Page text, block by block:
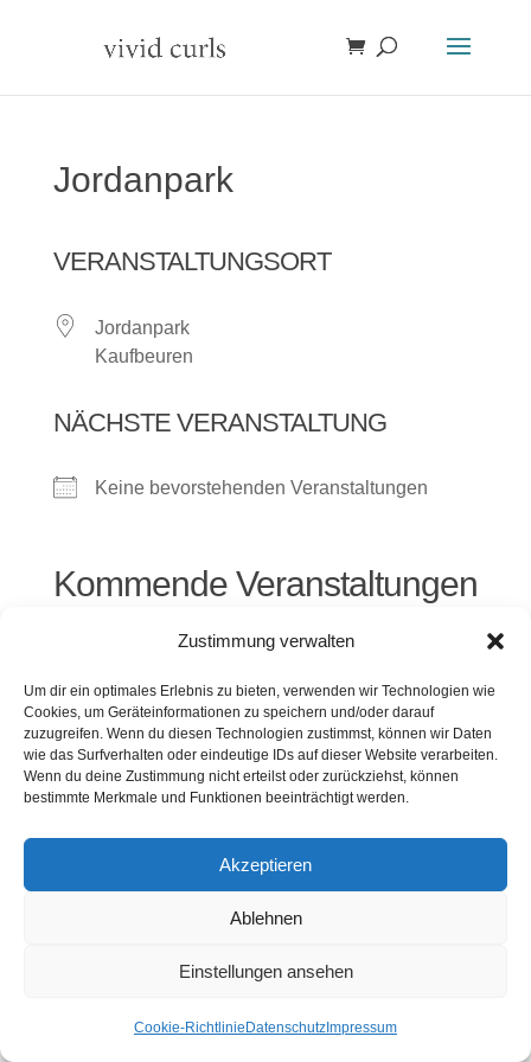
Zustimmung verwalten
Um dir ein optimales Erlebnis zu bieten, verwenden wir Technologien wie
Cookies, um Geräteinformationen zu speichern und/oder darauf
zuzugreifen. Wenn du diesen Technologien zustimmst, können wir Daten
wie das Surfverhalten oder eindeutige IDs auf dieser Website verarbeiten.
Wenn du deine Zustimmung nicht erteilst oder zurückziehst, können
bestimmte Merkmale und Funktionen beeinträchtigt werden.
Akzeptieren
Ablehnen
Einstellungen ansehen
Cookie-Richtlinie Datenschutz Impressum
Jordanpark
VERANSTALTUNGSORT
Jordanpark
Kaufbeuren
NÄCHSTE VERANSTALTUNG
Keine bevorstehenden Veranstaltungen
Kommende Veranstaltungen
Kontakt Presse Impressum
Haftung
Datenschutz
Cookie-Richtlinie (EU)
Webdesign: 2024 by Markus Komposch
© Copyright 2024 by www.vivid-curls.de - All rights